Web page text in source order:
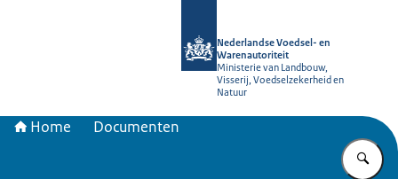
Nederlandse Voedsel- en
Warenautoriteit
Ministerie van Landbouw,
Visserij, Voedselzekerheid en
Natuur
Home Documenten